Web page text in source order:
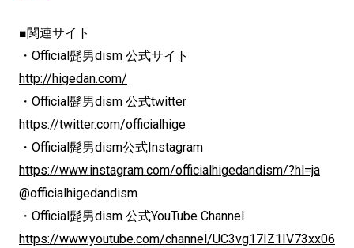
■関連サイト
・Official髭男dism 公式サイト
http://higedan.com/
・Official髭男dism 公式twitter
https://twitter.com/officialhige
・Official髭男dism公式Instagram
https://www.instagram.com/officialhigedandism/?hl=ja
@officialhigedandism
・Official髭男dism 公式YouTube Channel
https://www.youtube.com/channel/UC3vg17IZ1IV73xx06